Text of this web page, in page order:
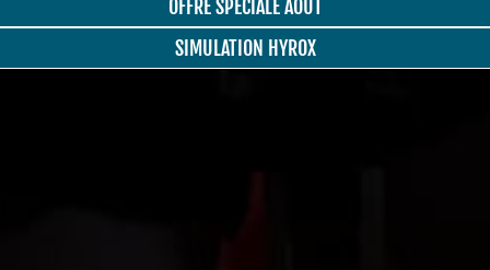
OFFRE SPÉCIALE AOÛT
SIMULATION HYROX